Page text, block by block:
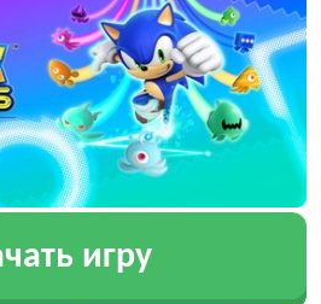
игру